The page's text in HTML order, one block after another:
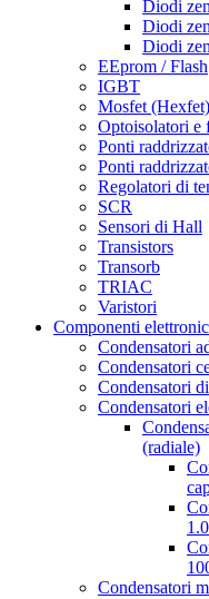
Diodi
Diodi
Diodi
EEprom / Flash
IGBT
Mosfet (Hexfet)
Optoisolatori e
Ponti
Ponti
Regolatori di
SCR
Sensori di Hall
Transistors
Transorb
TRIAC
Varistori
Componenti
Condensatori
Condensatori
Condensatori
Condensatori
(radiale)
Condensatori